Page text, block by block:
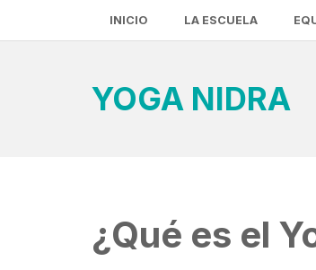
INICIO LA ESCUELA
YOGA NIDRA
¿Qué es el